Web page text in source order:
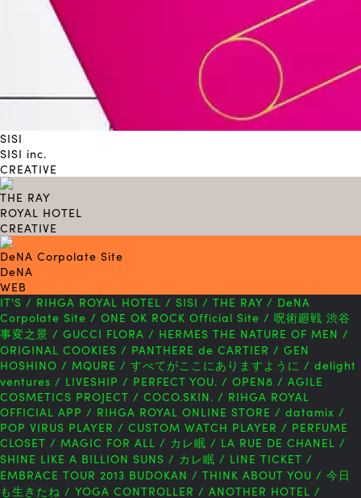
SISI
SISI inc.
CREATIVE
THE RAY
ROYAL HOTEL
CREATIVE
DeNA Corpolate Site
DeNA
WEB
IT'S / RIHGA ROYAL HOTEL / SISI / THE RAY / DeNA
Corpolate Site / ONE OK ROCK Official Site / 呪術廻戦 渋谷
事変之景 / GUCCI FLORA / HERMES THE NATURE OF MEN /
ORIGINAL COOKIES / PANTHERE de CARTIER / GEN
HOSHINO / MQURE / すべてがここにありますように / delight
ventures / LIVESHIP / PERFECT YOU. / OPEN8 / AGILE
COSMETICS PROJECT / COCO.SKIN. / RIHGA ROYAL
OFFICIAL APP / RIHGA ROYAL ONLINE STORE / datamix /
POP VIRUS PLAYER / CUSTOM WATCH PLAYER / PERFUME
CLOSET / MAGIC FOR ALL / カレ眠 / LA RUE DE CHANEL /
SHINE LIKE A BILLION SUNS / カレ眠 / LINE TICKET /
EMBRACE TOUR 2013 BUDOKAN / THINK ABOUT YOU / 今日
も生きたね / YOGA CONTROLLER / ANOTHER HOTEL /